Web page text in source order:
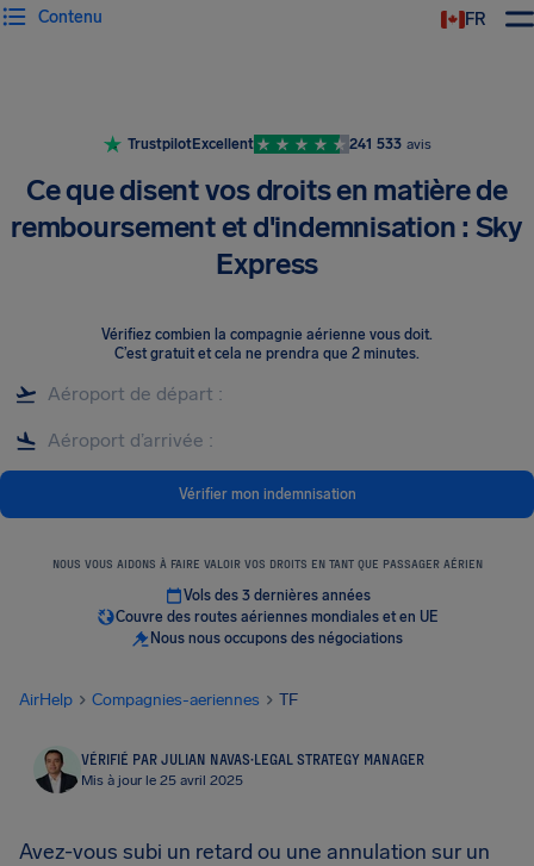
FR
Contenu
TrustpilotExcellent 241 533 avis
Ce que disent vos droits en matière de
remboursement et d'indemnisation : Sky
Express
Vérifiez combien la compagnie aérienne vous doit.
C’est gratuit et cela ne prendra que 2 minutes.
Vérifier mon indemnisation
NOUS VOUS AIDONS À FAIRE VALOIR VOS DROITS EN TANT QUE PASSAGER AÉRIEN
Vols des 3 dernières années
Couvre des routes aériennes mondiales et en UE
Nous nous occupons des négociations
AirHelp Compagnies-aeriennes TF
VÉRIFIÉ PAR JULIAN NAVAS·LEGAL STRATEGY MANAGER
Mis à jour le 25 avril 2025
Avez-vous subi un retard ou une annulation sur un